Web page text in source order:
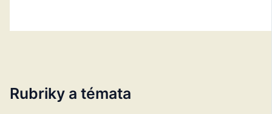
Rubriky a témata